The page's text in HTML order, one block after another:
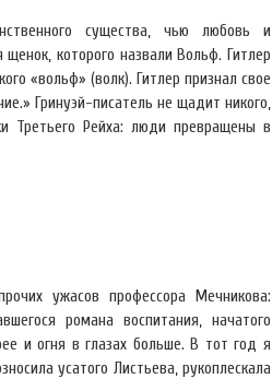
существа, чью любовь и
которого назвали Вольф. Гитлер
«вольф» (волк). Гитлер признал свое
Гринуэй-писатель не щадит никого,
Третьего Рейха: люди превращены в
ужасов профессора Мечникова:
романа воспитания, начатого
и огня в глазах больше. В тот год я
усатого Листьева, рукоплескала